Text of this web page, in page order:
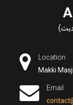
Location
Makki
Email